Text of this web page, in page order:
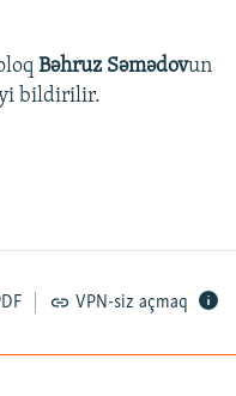
Bəhruz Səmədovun
bildirilir.
VPN-siz açmaq